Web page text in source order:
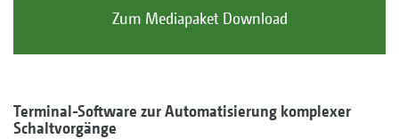
Zum Mediapaket Download
Terminal-Software zur Automatisierung komplexer
Schaltvorgänge